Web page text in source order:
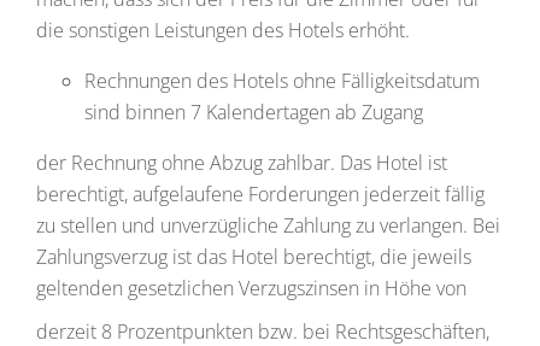
die sonstigen Leistungen des Hotels erhöht.
Rechnungen des Hotels ohne Fälligkeitsdatum
sind binnen 7 Kalendertagen ab Zugang
der Rechnung ohne Abzug zahlbar. Das Hotel ist
berechtigt, aufgelaufene Forderungen jederzeit fällig
zu stellen und unverzügliche Zahlung zu verlangen. Bei
Zahlungsverzug ist das Hotel berechtigt, die jeweils
geltenden gesetzlichen Verzugszinsen in Höhe von
derzeit 8 Prozentpunkten bzw. bei Rechtsgeschäften,